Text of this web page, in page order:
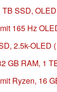
SSD,
165 Hz
2.5k-OLED
GB RAM, 1
Ryzen, 16